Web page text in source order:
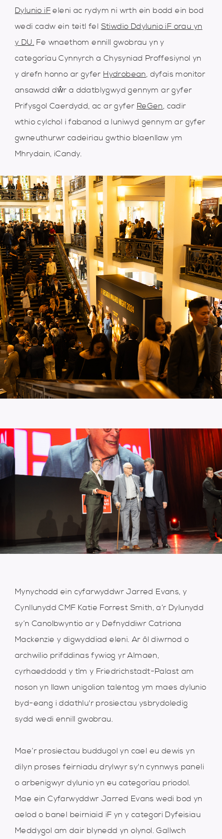
Dylunio iF eleni ac rydym ni wrth ein bodd ein bod
wedi cadw ein teitl fel Stiwdio Ddylunio iF orau yn
y DU. Fe wnaethom ennill gwobrau yn y
categorïau Cynnyrch a Chysyniad Proffesiynol yn
y drefn honno ar gyfer Hydrobean, dyfais monitor
ansawdd dŵr a ddatblygwyd gennym ar gyfer
Prifysgol Caerdydd, ac ar gyfer ReGen, cadir
wthio cylchol i fabanod a luniwyd gennym ar gyfer
gwneuthurwr cadeiriau gwthio blaenllaw ym
Mhrydain, iCandy.
Mynychodd ein cyfarwyddwr Jarred Evans, y
Cynllunydd CMF Katie Forrest Smith, a’r Dylunydd
sy’n Canolbwyntio ar y Defnyddiwr Catriona
Mackenzie y digwyddiad eleni. Ar ôl diwrnod o
archwilio prifddinas fywiog yr Almaen,
cyrhaeddodd y tîm y Friedrichstadt-Palast am
noson yn llawn unigolion talentog ym maes dylunio
byd-eang i ddathlu'r prosiectau ysbrydoledig
sydd wedi ennill gwobrau.
Mae’r prosiectau buddugol yn cael eu dewis yn
dilyn proses feirniadu drylwyr sy'n cynnwys paneli
o arbenigwyr dylunio yn eu categorïau priodol.
Mae ein Cyfarwyddwr Jarred Evans wedi bod yn
aelod o banel beirniaid iF yn y categori Dyfeisiau
Meddygol am dair blynedd yn olynol. Gallwch